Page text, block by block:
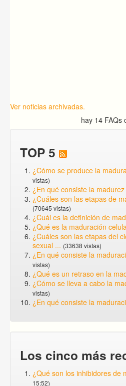
Ver noticias archivadas.
hay 14 FAQs
TOP 5
¿Cómo se produce la
vistas)
¿En qué consiste la
¿Cuáles son las etapas de
(70645 vistas)
¿Cuál es la definición de
¿Qué es la maduración
¿Cuáles son las etapas del
sexual ... (33638 vistas)
¿En qué consiste la
vistas)
¿Qué es un retraso en la
¿Cómo se lleva a cabo la
vistas)
¿En qué consiste la
Los cinco más
¿Qué son los inhibidores de
15:52)